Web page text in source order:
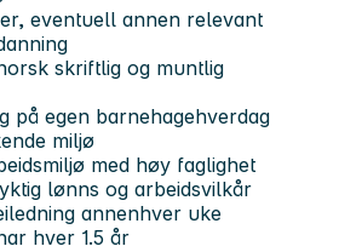
eventuell annen relevant
skriftlig og muntlig
på egen barnehagehverdag
miljø
med høy faglighet
lønns og arbeidsvilkår
annenhver uke
hver 1.5 år